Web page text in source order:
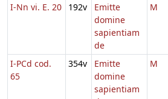
I-Nn vi. E. 20 192v
Emitte
domine
sapientiam
de
M
I-PCd cod.
65
354v
Emitte
domine
sapientiam
M